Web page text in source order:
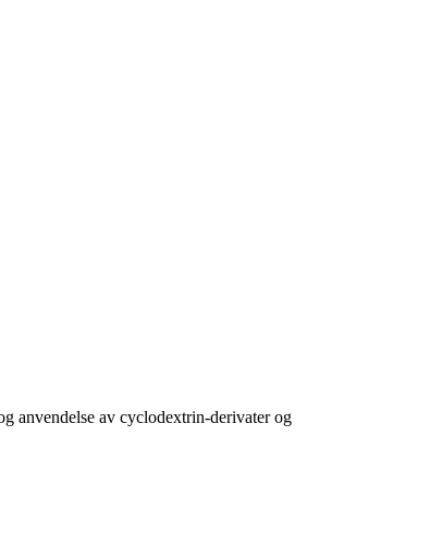
anvendelse av cyclodextrin-derivater og